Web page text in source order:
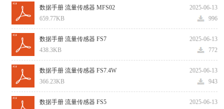
2025-06-13
数据手册 流量传感器 MFS02
996
659.77KB
2025-06-13
数据手册 流量传感器 FS7
772
438.3KB
2025-06-13
数据手册 流量传感器 FS7.4W
943
366.23KB
2025-06-13
数据手册 流量传感器 FS5